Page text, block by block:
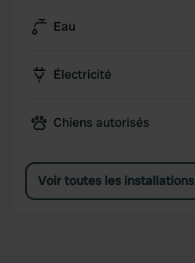
Eau
Électricité
Chiens autorisés
Voir toutes les installations